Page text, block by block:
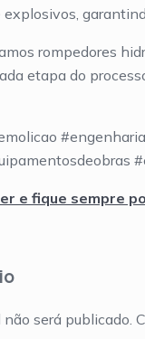
rompedores
etapa do
e fique sempre
será publicado.